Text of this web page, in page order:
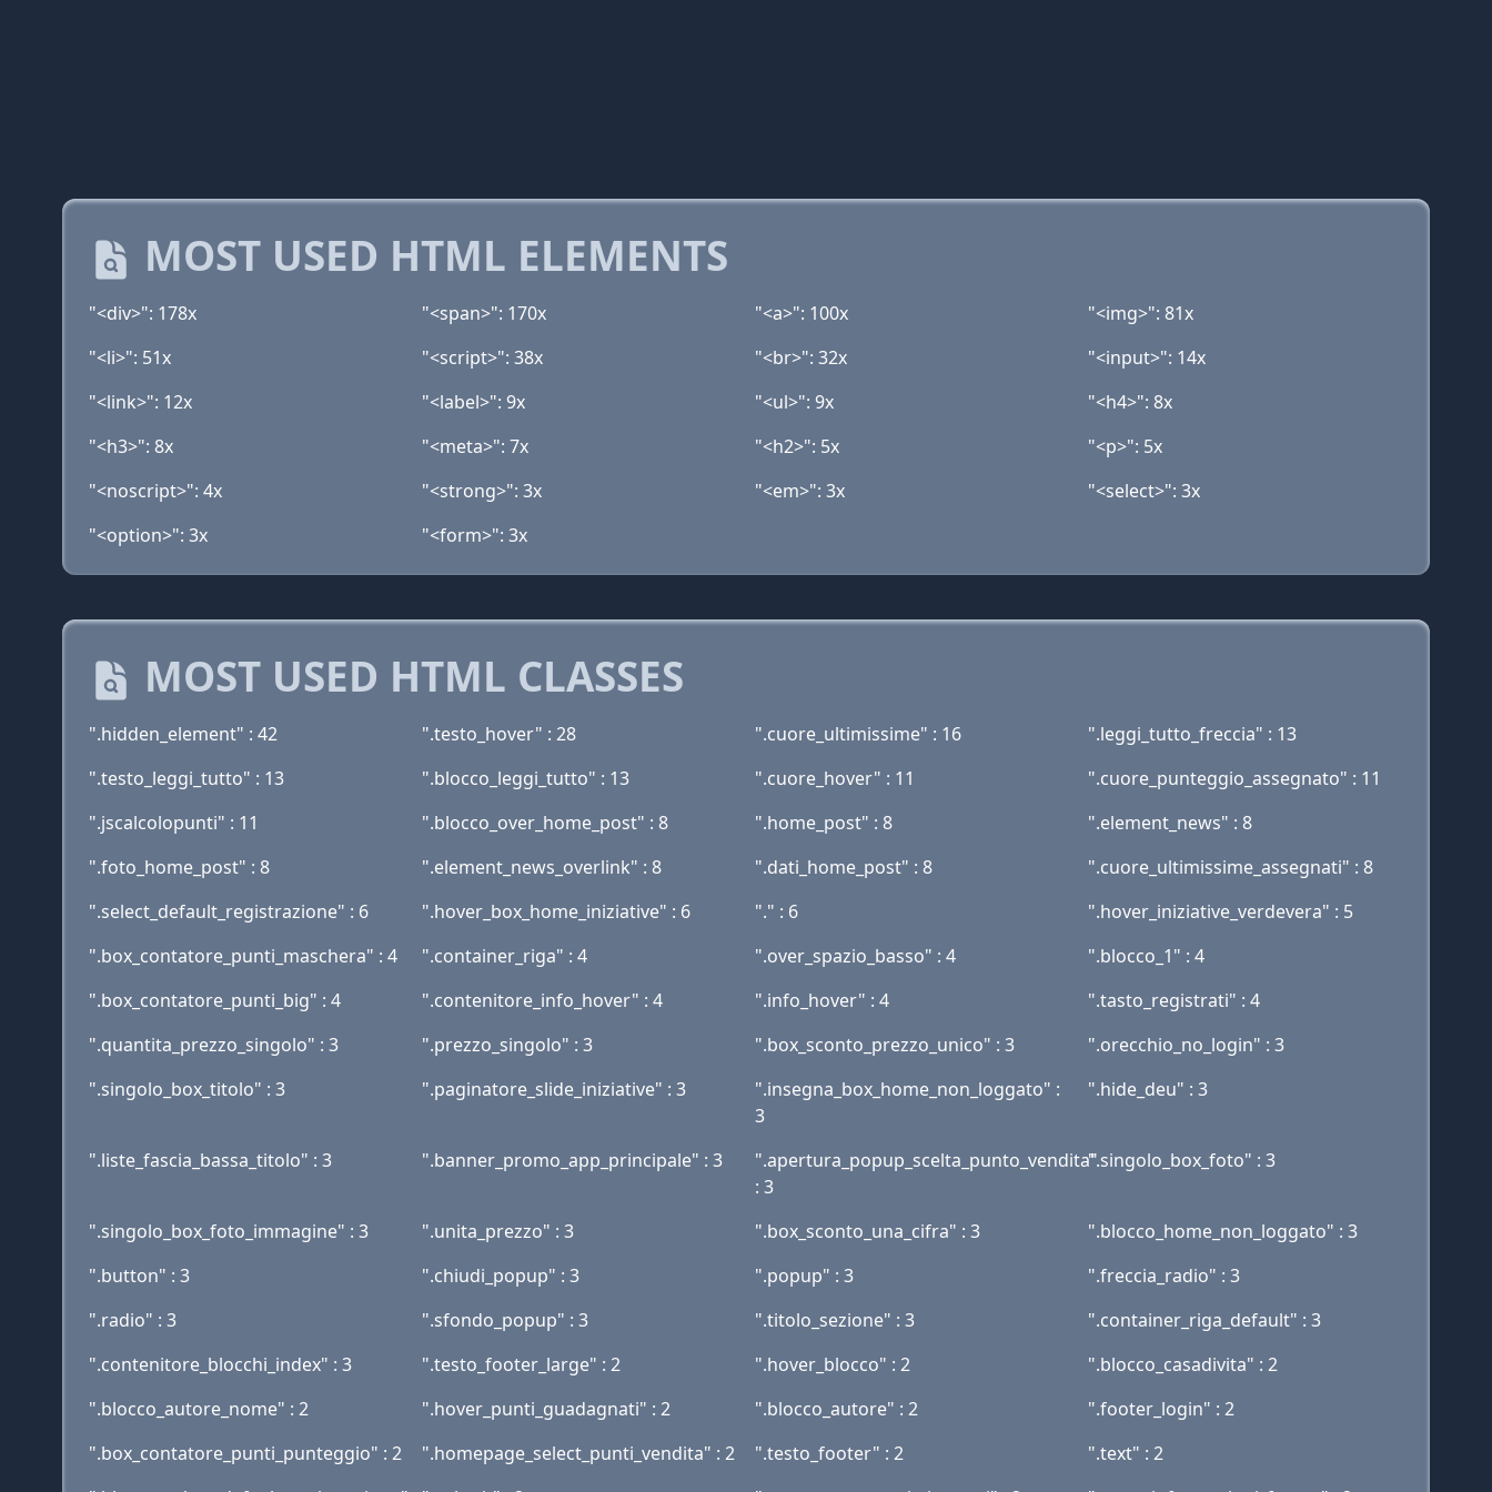
MOST USED HTML ELEMENTS
"<div>": 178x "<span>": 170x "<a>": 100x
"<img>": 81x
"<li>": 51x
"<script>": 38x "<br>": 32x
"<input>": 14x
"<link>": 12x
"<label>": 9x "<ul>": 9x
"<h4>": 8x
"<h3>": 8x
"<meta>": 7x "<h2>": 5x
"<p>": 5x
"<noscript>": 4x
"<strong>": 3x "<em>": 3x
"<select>": 3x
"<option>": 3x
"<form>": 3x
MOST USED HTML CLASSES
".hidden_element" : 42 ".testo_hover" : 28 ".cuore_ultimissime" : 16
".leggi_tutto_freccia" : 13
".testo_leggi_tutto" : 13
".blocco_leggi_tutto" : 13 ".cuore_hover" : 11
".cuore_punteggio_assegnato" : 11
".jscalcolopunti" : 11
".blocco_over_home_post" : 8 ".home_post" : 8
".element_news" : 8
".foto_home_post" : 8
".element_news_overlink" : 8 ".dati_home_post" : 8
".cuore_ultimissime_assegnati" : 8
".select_default_registrazione" : 6
".hover_box_home_iniziative" : 6 "." : 6
".hover_iniziative_verdevera" : 5
".box_contatore_punti_maschera" : 4
".container_riga" : 4 ".over_spazio_basso" : 4
".blocco_1" : 4
".box_contatore_punti_big" : 4
".contenitore_info_hover" : 4 ".info_hover" : 4
".tasto_registrati" : 4
".quantita_prezzo_singolo" : 3
".prezzo_singolo" : 3 ".box_sconto_prezzo_unico" : 3
".orecchio_no_login" : 3
".singolo_box_titolo" : 3
".paginatore_slide_iniziative" : 3
".insegna_box_home_non_loggato" :
3
".hide_deu" : 3
".liste_fascia_bassa_titolo" : 3 ".banner_promo_app_principale" : 3
".apertura_popup_scelta_punto_vendita"
: 3
".singolo_box_foto" : 3
".singolo_box_foto_immagine" : 3 ".unita_prezzo" : 3 ".box_sconto_una_cifra" : 3
".blocco_home_non_loggato" : 3
".button" : 3
".chiudi_popup" : 3 ".popup" : 3
".freccia_radio" : 3
".radio" : 3
".sfondo_popup" : 3 ".titolo_sezione" : 3
".container_riga_default" : 3
".contenitore_blocchi_index" : 3
".testo_footer_large" : 2 ".hover_blocco" : 2
".blocco_casadivita" : 2
".blocco_autore_nome" : 2
".hover_punti_guadagnati" : 2 ".blocco_autore" : 2
".footer_login" : 2
".box_contatore_punti_punteggio" : 2
".homepage_select_punti_vendita" : 2 ".testo_footer" : 2
".text" : 2